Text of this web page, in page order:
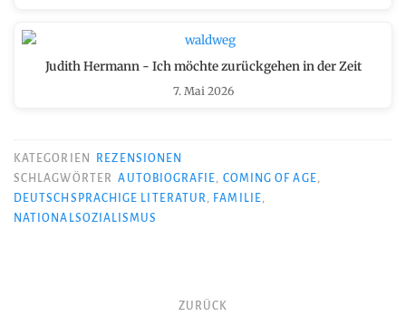
Judith Hermann - Ich möchte zurückgehen in der Zeit
7. Mai 2026
KATEGORIEN
REZENSIONEN
SCHLAGWÖRTER
AUTOBIOGRAFIE, COMING OF AGE,
DEUTSCHSPRACHIGE LITERATUR , FAMILIE,
NATIONALSOZIALISMUS
Beitragsnavigation
ZURÜCK